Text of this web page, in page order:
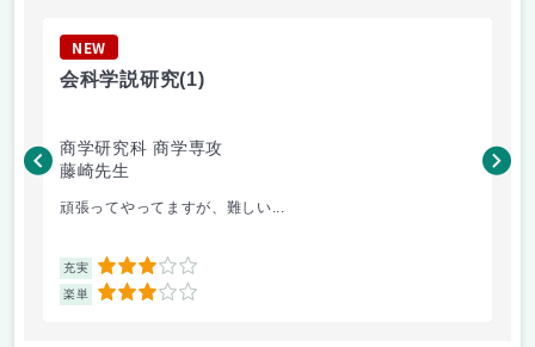
NEW
会科学説研究(1)
商学研究科 商学専攻
藤崎先生
頑張ってやってますが、難しい...
充実 3
楽単 3
加